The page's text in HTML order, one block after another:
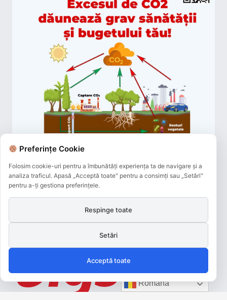
Română
Preferințe Cookie
Folosim cookie-uri pentru a îmbunătăți experiența ta de navigare și a
analiza traficul. Apasă „Acceptă toate" pentru a consimți sau „Setări"
pentru a-ți gestiona preferințele.
Respinge toate
Setări
Acceptă toate